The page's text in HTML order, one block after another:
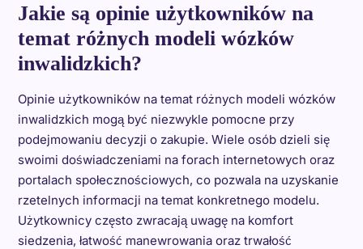
Jakie są opinie użytkowników na
temat różnych modeli wózków
inwalidzkich?
Opinie użytkowników na temat różnych modeli wózków
inwalidzkich mogą być niezwykle pomocne przy
podejmowaniu decyzji o zakupie. Wiele osób dzieli się
swoimi doświadczeniami na forach internetowych oraz
portalach społecznościowych, co pozwala na uzyskanie
rzetelnych informacji na temat konkretnego modelu.
Użytkownicy często zwracają uwagę na komfort
siedzenia, łatwość manewrowania oraz trwałość